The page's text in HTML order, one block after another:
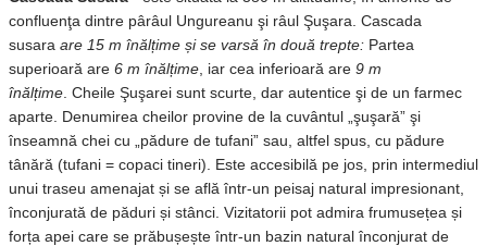
confluenţa dintre pârâul Ungureanu şi râul Şuşara. Cascada
susara are 15 m înălțime și se varsă în două trepte: Partea
superioară are 6 m înălțime , iar cea inferioară are 9 m
înălțime Cheile Şuşarei sunt scurte, dar autentice şi de un farmec
aparte. Denumirea cheilor provine de la cuvântul „şuşară” şi
înseamnă chei cu „pădure de tufani” sau, altfel spus, cu pădure
tânără (tufani = copaci tineri). Este accesibilă pe jos, prin intermediul
unui traseu amenajat și se află într-un peisaj natural impresionant,
înconjurată de păduri și stânci. Vizitatorii pot admira frumusețea și
forța apei care se prăbușește într-un bazin natural înconjurat de